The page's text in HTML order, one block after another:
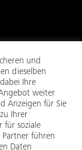
und
dieselben
Ihre
weiter
Anzeigen für Sie
Ihrer
für soziale
führen
Daten